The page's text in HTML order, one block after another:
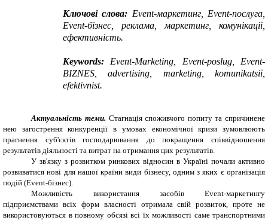
Ключові слова: Event-маркетинг, Event-послуга,
Event-бізнес, реклама, маркетинг, комунікації,
ефективність.
Keywords: Event-Marketing, Event-poslug, Event-
BIZNES, advertising, marketing, komunіkatsії,
efektivnіst.
Актуальність теми. Стагнація споживчого попиту та спричинене
нею загострення конкуренції в умовах економічної кризи зумовлюють
прагнення суб'єктів господарювання до покращення співвідношення
результатів діяльності та витрат на отримання цих результатів.
У зв'язку з розвитком ринкових відносин в Україні почали активно
розвиватися нові для нашої країни види бізнесу, одним з яких є організація
подій (Event-бізнес).
Можливість використання засобів Event-маркетингу
підприємствами всіх форм власності отримала свій розвиток, проте не
використовуються в повному обсязі всі їх можливості саме транспортними